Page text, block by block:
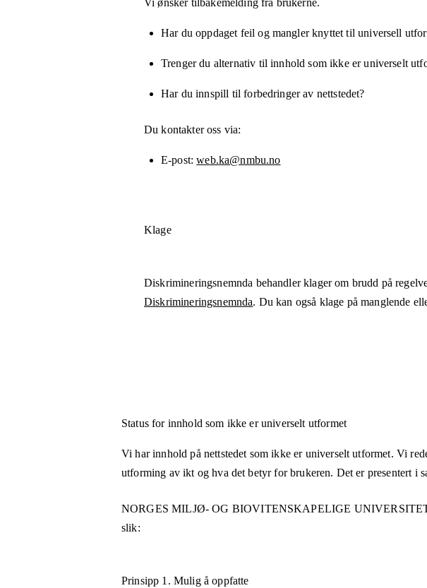
Vi ønsker tilbakemelding fra brukerne.
Har du oppdaget feil og mangler knyttet til universell
Trenger du alternativ til innhold som ikke er universelt
Har du innspill til forbedringer av nettstedet?
Du kontakter oss via:
E-post web.ka@nmbu.no
Klage
Diskrimineringsnemnda behandler klager om brudd på
Diskrimineringsnemnda. Du kan også klage på manglende
Status for innhold som ikke er universelt utformet
Vi har innhold på nettstedet som ikke er universelt utformet. Vi
utforming av ikt og hva det betyr for brukeren. Det er presentert i
NORGES MILJØ- OG BIOVITENSKAPELIGE
slik:
Prinsipp 1. Mulig å oppfatte